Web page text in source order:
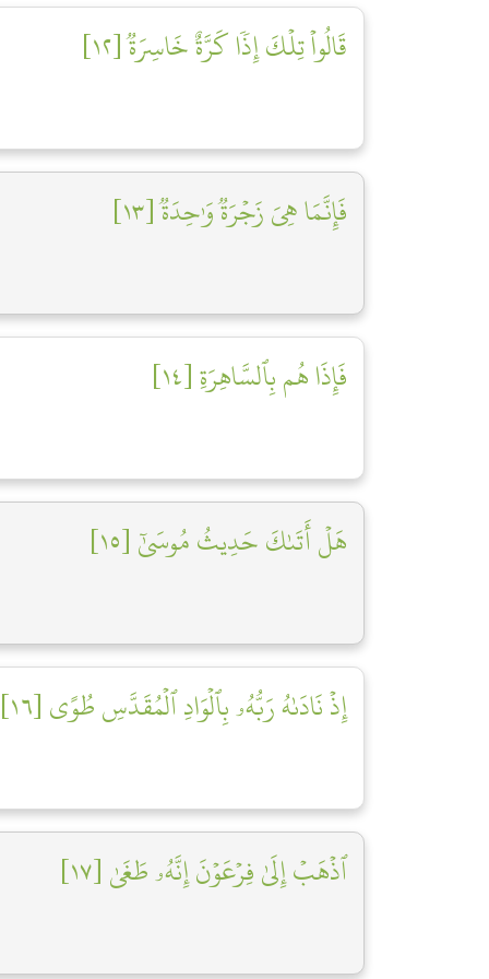
قَالُواْ تِلۡكَ إِذٗا كَرَّةٌ خَاسِرَةٞ [١٢]
فَإِنَّمَا هِيَ زَجۡرَةٞ وَٰحِدَةٞ [١٣]
فَإِذَا هُم بِٱلسَّاهِرَةِ [١٤]
هَلۡ أَتَىٰكَ حَدِيثُ مُوسَىٰٓ [١٥]
إِذۡ نَادَىٰهُ رَبُّهُۥ بِٱلۡوَادِ ٱلۡمُقَدَّسِ طُوًى [١٦]
ٱذۡهَبۡ إِلَىٰ فِرۡعَوۡنَ إِنَّهُۥ طَغَىٰ [١٧]